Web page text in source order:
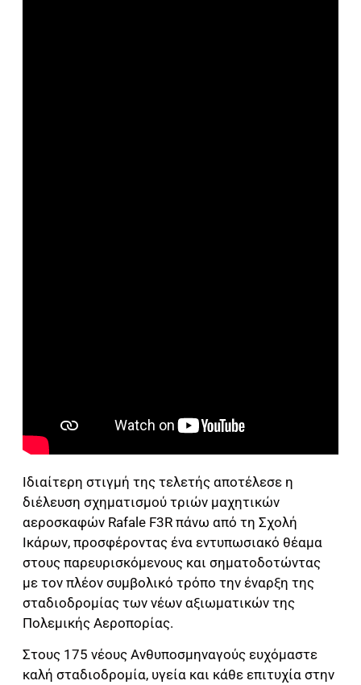
Ιδιαίτερη στιγμή της τελετής αποτέλεσε η
διέλευση σχηματισμού τριών μαχητικών
αεροσκαφών Rafale F3R πάνω από τη Σχολή
Ικάρων, προσφέροντας ένα εντυπωσιακό θέαμα
στους παρευρισκόμενους και σηματοδοτώντας
με τον πλέον συμβολικό τρόπο την έναρξη της
σταδιοδρομίας των νέων αξιωματικών της
Πολεμικής Αεροπορίας.
Στους 175 νέους Ανθυποσμηναγούς ευχόμαστε
καλή σταδιοδρομία, υγεία και κάθε επιτυχία στην